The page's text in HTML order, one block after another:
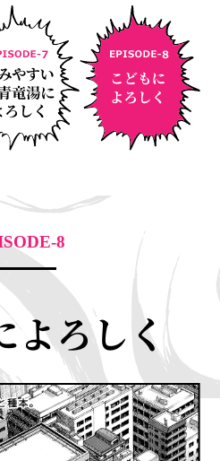
8
よろしく